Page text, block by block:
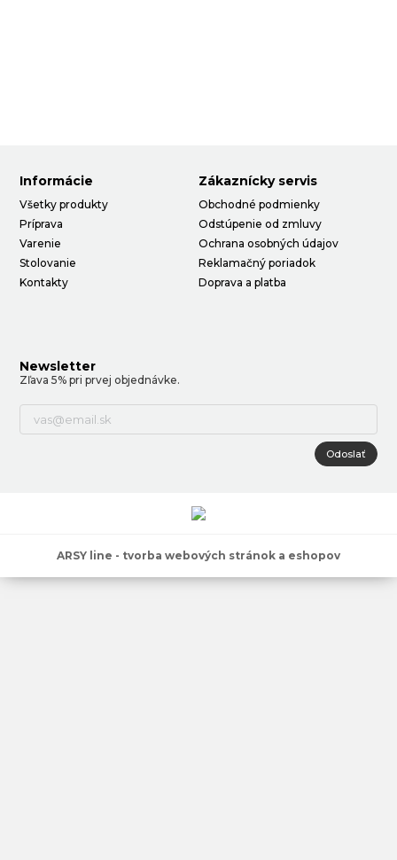
Informácie
Všetky produkty
Príprava
Varenie
Stolovanie
Kontakty
Zákaznícky servis
Obchodné podmienky
Odstúpenie od zmluvy
Ochrana osobných údajov
Reklamačný poriadok
Doprava a platba
Newsletter
Zľava 5% pri prvej objednávke.
Odoslať
ARSY line - tvorba webových stránok a eshopov